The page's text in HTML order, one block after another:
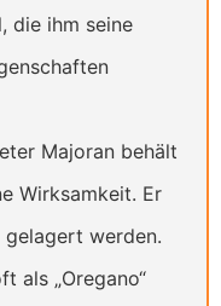
die ihm seine
Majoran behält
Wirksamkeit. Er
werden.
als „Oregano“